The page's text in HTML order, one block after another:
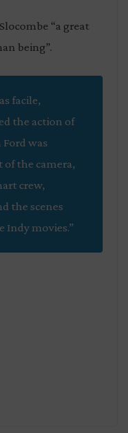
“a great
being”.
facile,
the action of
was
of the camera,
crew,
the scenes
Indy movies.”